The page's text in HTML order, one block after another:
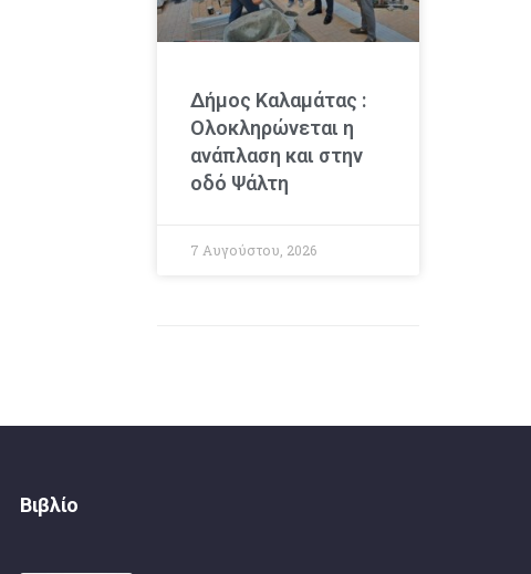
Δήμος Καλαμάτας :
Ολοκληρώνεται η
ανάπλαση και στην
οδό Ψάλτη
7 Αυγούστου, 2026
Βιβλίο